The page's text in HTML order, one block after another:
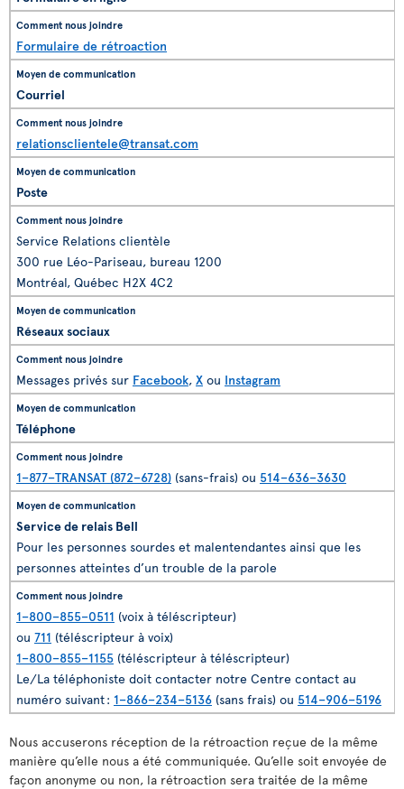
Formulaire de rétroaction
Courriel
relationsclientele@transat.com
Poste
Service Relations clientèle
300 rue Léo-Pariseau, bureau 1200
Montréal, Québec H2X 4C2
Réseaux sociaux
Messages privés sur Facebook, X ou Instagram
Téléphone
1–877–TRANSAT (872–6728) (sans-frais) ou 514–636–3630
Service de relais Bell
Pour les personnes sourdes et malentendantes ainsi que les
personnes atteintes d’un trouble de la parole
1–800–855–0511 (voix à téléscripteur)
ou 711 (téléscripteur à voix)
1–800–855–1155 (téléscripteur à téléscripteur)
Le/La téléphoniste doit contacter notre Centre contact au
numéro suivant : 1–866–234–5136 (sans frais) ou 514–906–5196
Nous accuserons réception de la rétroaction reçue de la même
manière qu’elle nous a été communiquée. Qu’elle soit envoyée de
façon anonyme ou non, la rétroaction sera traitée de la même